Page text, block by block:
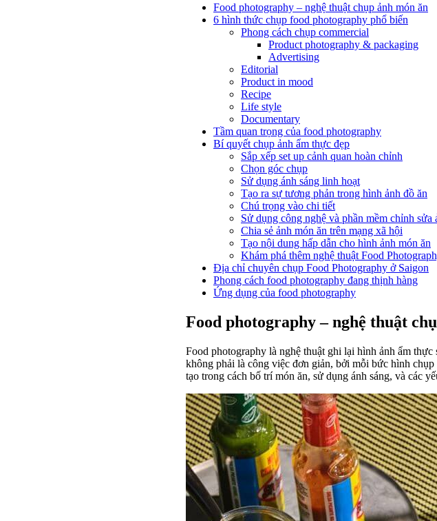
Food photography – nghệ thuật chụp ảnh món ăn
6 hình thức chụp food photography phổ biến
Phong cách chụp commercial
Product photography & packaging
Advertising
Editorial
Product in mood
Recipe
Life style
Documentary
Tầm quan trọng của food photography
Bí quyết chụp ảnh ẩm thực đẹp
Sắp xếp set up cảnh quan hoàn chỉnh
Chọn góc chụp
Sử dụng ánh sáng linh hoạt
Tạo ra sự tương phản trong hình ảnh đồ ăn
Chú trọng vào chi tiết
Sử dụng công nghệ và phần mềm chỉnh sửa
Chia sẻ ảnh món ăn trên mạng xã hội
Tạo nội dung hấp dẫn cho hình ảnh món ăn
Khám phá thêm nghệ thuật Food
Địa chỉ chuyên chụp Food Photography ở Saigon
Phong cách food photography đang thịnh hàng
Ứng dụng của food photography
Food photography – nghệ thuật
Food photography là nghệ thuật ghi lại hình ảnh ẩm
không phải là công việc đơn giản, bởi mỗi bức hình
tạo trong cách bố trí món ăn, sử dụng ánh sáng, và các